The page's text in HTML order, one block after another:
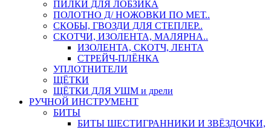
ПИЛКИ ДЛЯ ЛОБЗИКА
ПОЛОТНО Д/ НОЖОВКИ ПО МЕТ..
СКОБЫ, ГВОЗДИ ДЛЯ СТЕПЛЕР..
СКОТЧИ, ИЗОЛЕНТА, МАЛЯРНА..
ИЗОЛЕНТА, СКОТЧ, ЛЕНТА
СТРЕЙЧ-ПЛЁНКА
УПЛОТНИТЕЛИ
ЩЁТКИ
ЩЁТКИ ДЛЯ УШМ и дрели
РУЧНОЙ ИНСТРУМЕНТ
БИТЫ
БИТЫ ШЕСТИГРАННИКИ И ЗВЁЗДОЧКИ,